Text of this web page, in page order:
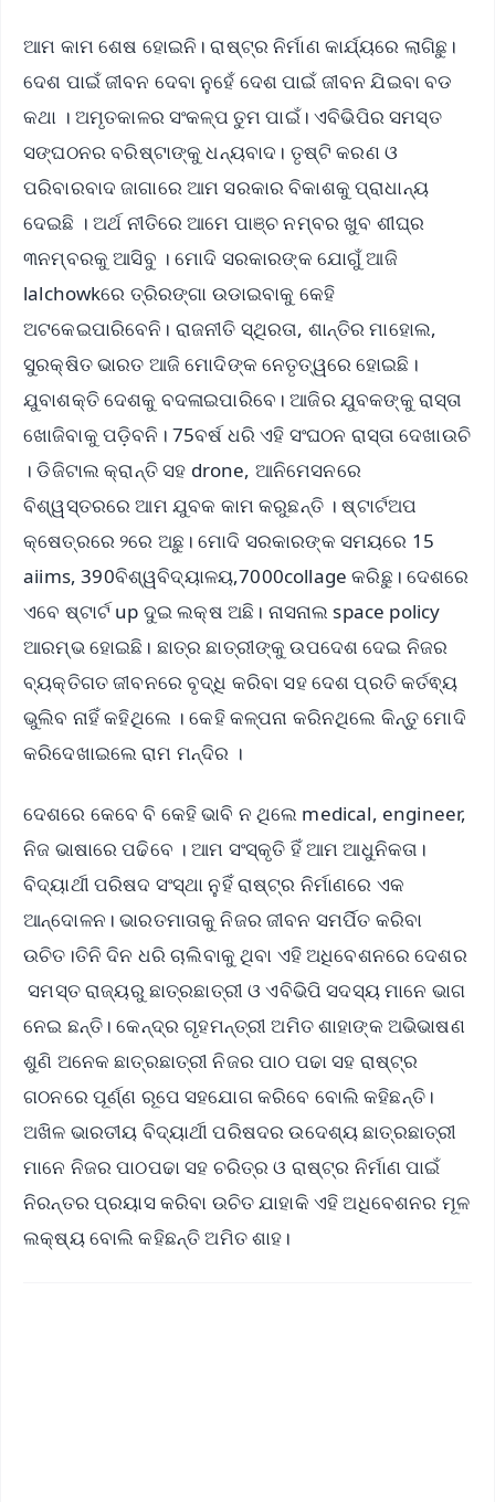
ଆମ କାମ ଶେଷ ହୋଇନି। ରାଷ୍ଟ୍ର ନିର୍ମାଣ କାର୍ଯ୍ୟରେ ଲାଗିଛୁ।
ଦେଶ ପାଇଁ ଜୀବନ ଦେବା ନୁହେଁ ଦେଶ ପାଇଁ ଜୀବନ ଯିଇବା ବଡ
କଥା । ଅମୃତକାଳର ସଂକଳ୍ପ ତୁମ ପାଇଁ। ଏବିଭିପିର ସମସ୍ତ
ସଙ୍ଘଠନର ବରିଷ୍ଟାଙ୍କୁ ଧନ୍ୟବାଦ। ତୃଷ୍ଟି କରଣ ଓ
ପରିବାରବାଦ ଜାଗାରେ ଆମ ସରକାର ବିକାଶକୁ ପ୍ରାଧାନ୍ୟ
ଦେଇଛି । ଅର୍ଥ ନୀତିରେ ଆମେ ପାଞ୍ଚ ନମ୍ବର ଖୁବ ଶୀଘ୍ର
୩ନମ୍ବରକୁ ଆସିବୁ । ମୋଦି ସରକାରଙ୍କ ଯୋଗୁଁ ଆଜି
lalchowkରେ ତ୍ରିରଙ୍ଗା ଉଡାଇବାକୁ କେହି
ଅଟକେଇପାରିବେନି। ରାଜନୀତି ସ୍ଥିରତା, ଶାନ୍ତିର ମାହୋଲ,
ସୁରକ୍ଷିତ ଭାରତ ଆଜି ମୋଦିଙ୍କ ନେତୃତ୍ୱରେ ହୋଇଛି।
ଯୁବାଶକ୍ତି ଦେଶକୁ ବଦଳାଇପାରିବେ। ଆଜିର ଯୁବକଙ୍କୁ ରାସ୍ତା
ଖୋଜିବାକୁ ପଡ଼ିବନି। 75ବର୍ଷ ଧରି ଏହି ସଂଘଠନ ରାସ୍ତା ଦେଖାଉଚି
। ଡିଜିଟାଲ କ୍ରାନ୍ତି ସହ drone, ଆନିମେସନରେ
ବିଶ୍ୱସ୍ତରରେ ଆମ ଯୁବକ କାମ କରୁଛନ୍ତି । ଷ୍ଟାର୍ଟଅପ
କ୍ଷେତ୍ରରେ ୨ରେ ଅଛୁ। ମୋଦି ସରକାରଙ୍କ ସମୟରେ 15
aiims, 390ବିଶ୍ୱବିଦ୍ୟାଳୟ,7000collage କରିଛୁ। ଦେଶରେ
ଏବେ ଷ୍ଟାର୍ଟ up ଦୁଇ ଲକ୍ଷ ଅଛି। ନାସନାଲ space policy
ଆରମ୍ଭ ହୋଇଛି। ଛାତ୍ର ଛାତ୍ରୀଙ୍କୁ ଉପଦେଶ ଦେଇ ନିଜର
ବ୍ୟକ୍ତିଗତ ଜୀବନରେ ବୃଦ୍ଧି କରିବା ସହ ଦେଶ ପ୍ରତି କର୍ତଵ୍ୟ
ଭୁଲିବ ନାହିଁ କହିଥିଲେ । କେହି କଳ୍ପନା କରିନଥିଲେ କିନ୍ତୁ ମୋଦି
କରିଦେଖାଇଲେ ରାମ ମନ୍ଦିର ।
ଦେଶରେ କେବେ ବି କେହି ଭାବି ନ ଥିଲେ medical, engineer,
ନିଜ ଭାଷାରେ ପଢିବେ । ଆମ ସଂସ୍କୃତି ହିଁ ଆମ ଆଧୁନିକତା।
ବିଦ୍ୟାର୍ଥୀ ପରିଷଦ ସଂସ୍ଥା ନୁହିଁ ରାଷ୍ଟ୍ର ନିର୍ମାଣରେ ଏକ
ଆନ୍ଦୋଳନ। ଭାରତମାତାକୁ ନିଜର ଜୀବନ ସମର୍ପିତ କରିବା
ଉଚିତ।ତିନି ଦିନ ଧରି ଚାଲିବାକୁ ଥିବା ଏହି ଅଧିବେଶନରେ ଦେଶର
ସମସ୍ତ ରାଜ୍ୟରୁ ଛାତ୍ରଛାତ୍ରୀ ଓ ଏବିଭିପି ସଦସ୍ୟ ମାନେ ଭାଗ
ନେଇ ଛନ୍ତି। କେନ୍ଦ୍ର ଗୃହମନ୍ତ୍ରୀ ଅମିତ ଶାହାଙ୍କ ଅଭିଭାଷଣ
ଶୁଣି ଅନେକ ଛାତ୍ରଛାତ୍ରୀ ନିଜର ପାଠ ପଢା ସହ ରାଷ୍ଟ୍ର
ଗଠନରେ ପୂର୍ଣ୍ଣ ରୂପେ ସହଯୋଗ କରିବେ ବୋଲି କହିଛନ୍ତି।
ଅଖିଳ ଭାରତୀୟ ବିଦ୍ୟାର୍ଥୀ ପରିଷଦର ଉଦେଶ୍ୟ ଛାତ୍ରଛାତ୍ରୀ
ମାନେ ନିଜର ପାଠପଢା ସହ ଚରିତ୍ର ଓ ରାଷ୍ଟ୍ର ନିର୍ମାଣ ପାଇଁ
ନିରନ୍ତର ପ୍ରୟାସ କରିବା ଉଚିତ ଯାହାକି ଏହି ଅଧିବେଶନର ମୂଳ
ଲକ୍ଷ୍ୟ ବୋଲି କହିଛନ୍ତି ଅମିତ ଶାହ।